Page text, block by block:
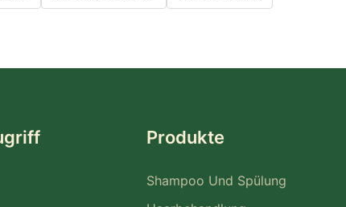
Produkte
Shampoo Und Spülung